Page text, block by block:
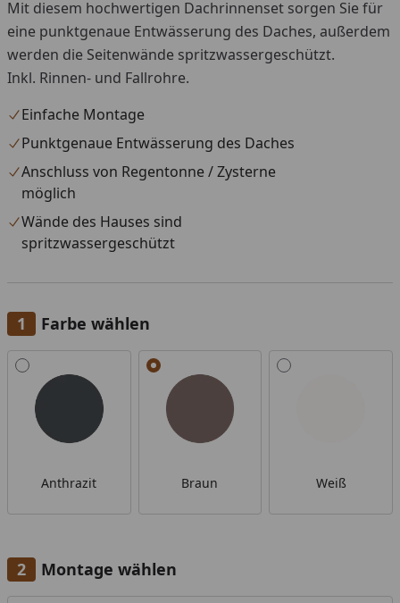
Mit diesem hochwertigen Dachrinnenset sorgen Sie für
eine punktgenaue Entwässerung des Daches, außerdem
werden die Seitenwände spritzwassergeschützt.
Inkl. Rinnen- und Fallrohre.
Einfache Montage
Punktgenaue Entwässerung des Daches
Anschluss von Regentonne / Zysterne
möglich
Wände des Hauses sind
spritzwassergeschützt
Farbe wählen
Alle anzeigen (3)
Anthrazit Braun Weiß
Montage wählen